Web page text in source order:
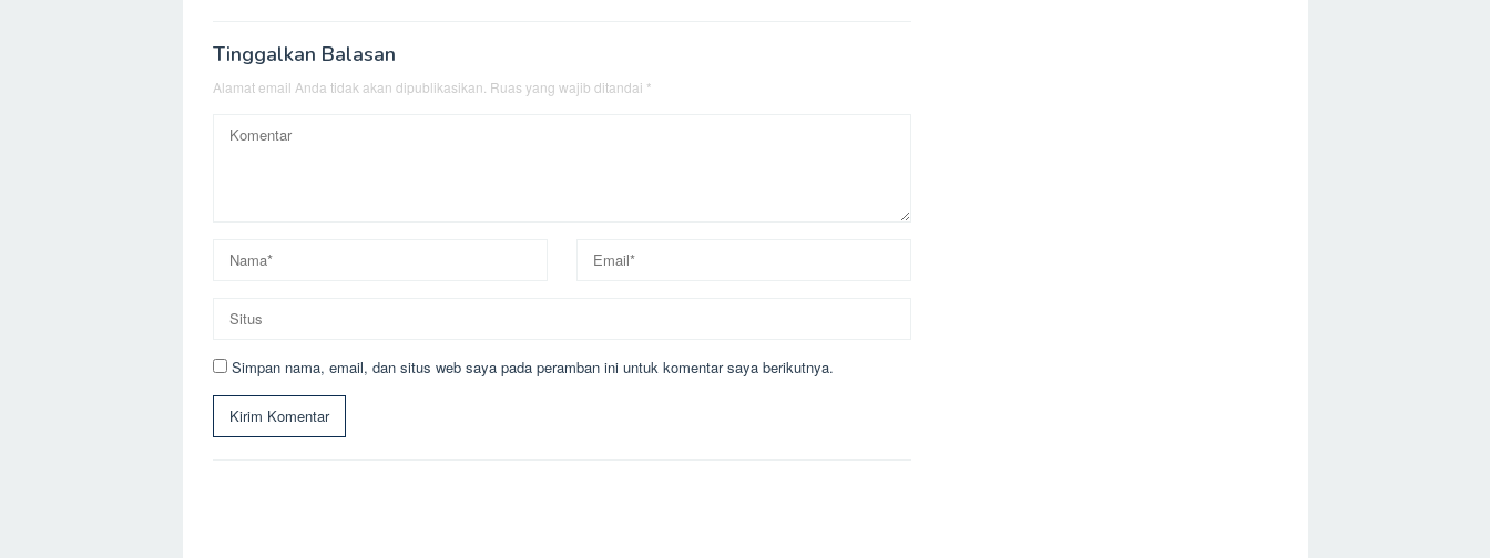
Tinggalkan Balasan
Alamat email Anda tidak akan dipublikasikan. Ruas yang wajib ditandai *
Simpan nama, email, dan situs web saya pada peramban ini untuk komentar saya berikutnya.